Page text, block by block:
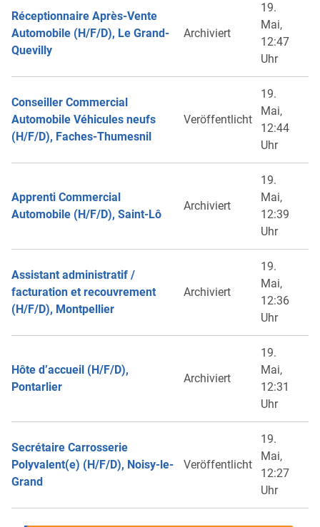
Réceptionnaire Après-Vente
Automobile (H/F/D), Le Grand-
Quevilly
Archiviert
19.
Mai,
12:47
Uhr
Conseiller Commercial
Automobile Véhicules neufs
(H/F/D), Faches-Thumesnil
Veröffentlicht
19.
Mai,
12:44
Uhr
Apprenti Commercial
Automobile (H/F/D), Saint-Lô
Archiviert
19.
Mai,
12:39
Uhr
Assistant administratif /
facturation et recouvrement
(H/F/D), Montpellier
Archiviert
19.
Mai,
12:36
Uhr
Hôte d’accueil (H/F/D),
Pontarlier
Archiviert
19.
Mai,
12:31
Uhr
Secrétaire Carrosserie
Polyvalent(e) (H/F/D), Noisy-le-
Grand
Veröffentlicht
19.
Mai,
12:27
Uhr